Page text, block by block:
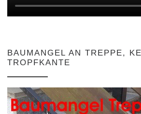
BAUMANGEL AN TREPPE,
TROPFKANTE